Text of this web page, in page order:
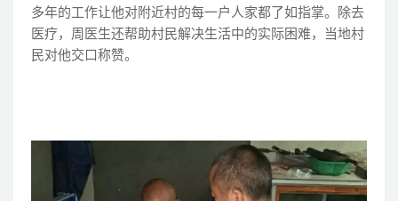
多年的工作让他对附近村的每一户人家都了如指掌。除去
医疗，周医生还帮助村民解决生活中的实际困难，当地村
民对他交口称赞。